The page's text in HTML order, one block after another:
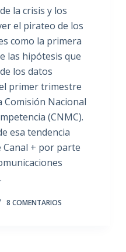
la crisis y los
el pirateo de los
como la primera
las hipótesis que
los datos
primer trimestre
Comisión Nacional
(CNMC).
esa tendencia
Canal + por parte
8 COMENTARIOS